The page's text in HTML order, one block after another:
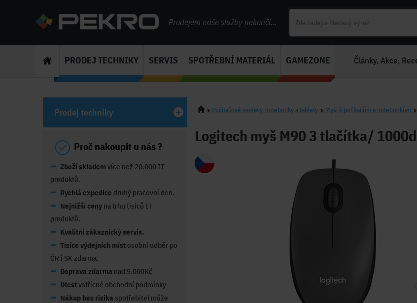
Prodejem naše služby nekončí...
PRODEJ TECHNIKY SERVIS SPOTŘEBNÍ MATERIÁL GAMEZONE Články, Akce,
Počítačové sestavy, notebooky a tablety Myši k počítačům a notebookům
Logitech myš M90 3 tlačítka/
Prodej techniky
Proč nakoupit u nás ?
Zboží skladem více než 20.000 IT
produktů.
Rychlá expedice druhý pracovní den.
Nejnižší ceny na trhu tisíců IT
produktů.
Kvalitní zákaznický servis.
Tisíce výdejních míst osobní odběr po
ČR i SK zdarma.
Doprava zdarma nad 5.000Kč
Dtestvstřícné obchodní podmínky
Nákup bez rizika spotřebitel může